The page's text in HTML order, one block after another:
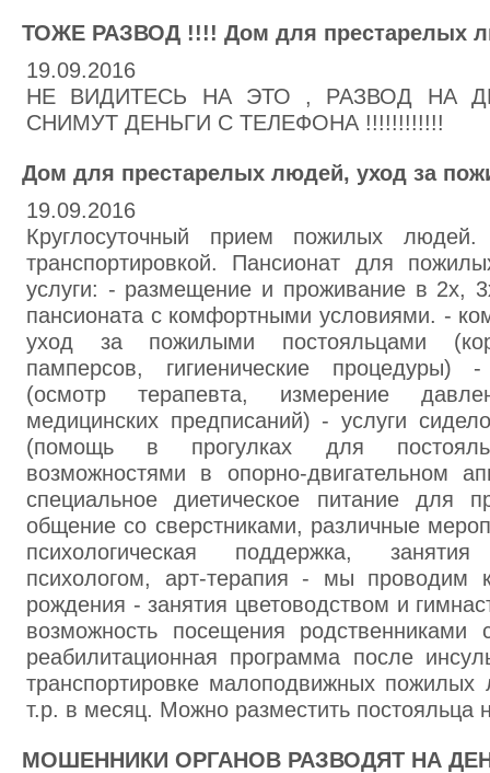
ТОЖЕ РАЗВОД !!!! Дом для престарелых
19.09.2016
НЕ ВИДИТЕСЬ НА ЭТО , РАЗВОД НА
СНИМУТ ДЕНЬГИ С ТЕЛЕФОНА !!!!!!!!!!!!
Дом для престарелых людей, уход за
19.09.2016
Круглосуточный прием пожилых
транспортировкой. Пансионат для
услуги: - размещение и проживание в 2х,
пансионата с комфортными условиями. -
уход за пожилыми постояльцами
памперсов, гигиенические процедуры)
(осмотр терапевта, измерение
медицинских предписаний) - услуги
(помощь в прогулках для
возможностями в опорно-двигательном
специальное диетическое питание для
общение со сверстниками, различные
психологическая поддержка,
психологом, арт-терапия - мы проводим
рождения - занятия цветоводством и
возможность посещения
реабилитационная программа после
транспортировке малоподвижных
т.р. в месяц. Можно разместить постояльца
МОШЕННИКИ ОРГАНОВ РАЗВОДЯТ НА